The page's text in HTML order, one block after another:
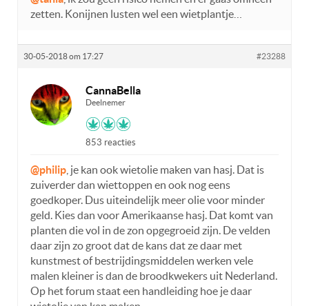
zetten. Konijnen lusten wel een wietplantje…
30-05-2018 om 17:27 #23288
CannaBella
Deelnemer
853 reacties
@philip , je kan ook wietolie maken van hasj. Dat is
zuiverder dan wiettoppen en ook nog eens
goedkoper. Dus uiteindelijk meer olie voor minder
geld. Kies dan voor Amerikaanse hasj. Dat komt van
planten die vol in de zon opgegroeid zijn. De velden
daar zijn zo groot dat de kans dat ze daar met
kunstmest of bestrijdingsmiddelen werken vele
malen kleiner is dan de broodkwekers uit Nederland.
Op het forum staat een handleiding hoe je daar